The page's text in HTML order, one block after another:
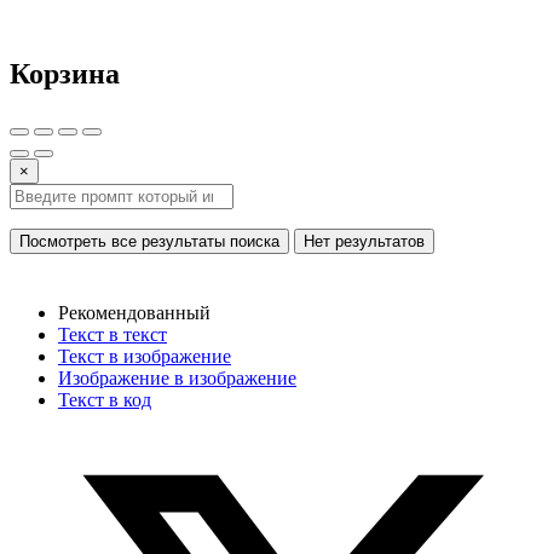
Корзина
×
Посмотреть все результаты поиска Нет результатов
Рекомендованный
Текст в текст
Текст в изображение
Изображение в изображение
Текст в код